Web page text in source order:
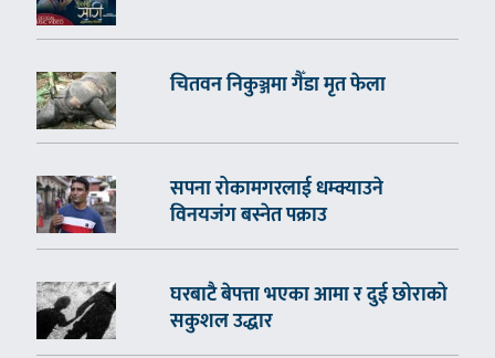
चितवन निकुञ्जमा गैँडा मृत फेला
सपना रोकामगरलाई धम्क्याउने
विनयजंग बस्नेत पक्राउ
घरबाटै बेपत्ता भएका आमा र दुई छोराको
सकुशल उद्धार